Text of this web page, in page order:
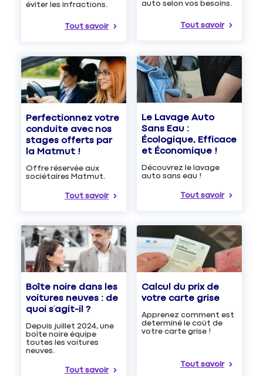
éviter les infractions.
Tout savoir
auto selon vos besoins.
Tout savoir
Perfectionnez votre
conduite avec nos
stages offerts par
la Matmut !
Offre réservée aux
sociétaires Matmut.
Tout savoir
Le Lavage Auto
Sans Eau :
Écologique, Efficace
et Économique !
Découvrez le lavage
auto sans eau !
Tout savoir
Boîte noire dans les
voitures neuves : de
quoi s’agit-il ?
Depuis juillet 2024, une
boîte noire équipe
toutes les voitures
neuves.
Tout savoir
Calcul du prix de
votre carte grise
Apprenez comment est
determiné le coût de
votre carte grise !
Tout savoir